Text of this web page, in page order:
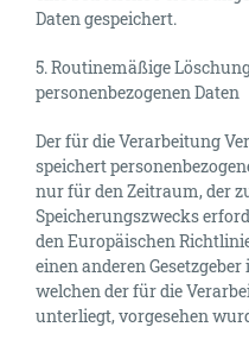
Daten gespeichert.
5. Routinemäßige
personenbezogenen Daten
Der für die Verarbeitung
speichert
nur für den Zeitraum, der
Speicherungszwecks
den Europäischen
einen anderen
welchen der für die
unterliegt, vorgesehen